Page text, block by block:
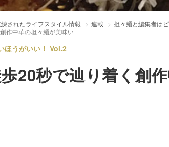
されたライフスタイル情報 連載
担々麺と編集者は
作中華の坦々麺が美味い
ほうがいい！ Vol.2
20秒で辿り着く創